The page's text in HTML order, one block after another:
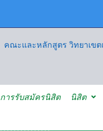
คณะและหลักสูตร วิทยาเขต
การรับสมัครนิสิต นิสิต